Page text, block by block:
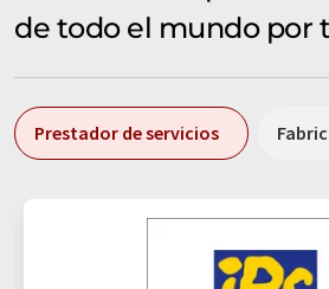
de todo el mundo por
Prestador de servicios